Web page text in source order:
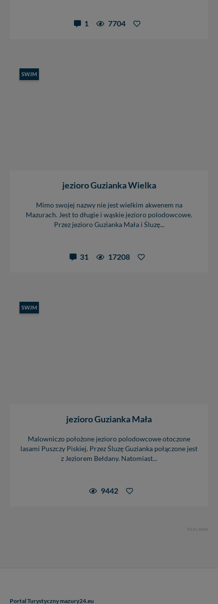
1 7704
SWJM
jezioro Guzianka Wielka
Mimo swojej nazwy nie jest wielkim akwenem na
Mazurach. Jest to długie i wąskie jezioro polodowcowe.
Przez jezioro Guzianka Mała i Śluzę...
31 17208
SWJM
jezioro Guzianka Mała
Malowniczo położone jezioro polodowcowe otoczone
lasami Puszczy Piskiej. Przez Śluzę Guzianka połączone jest
z Jeziorem Bełdany. Natomiast...
9442
REKLAMA
Portal Turystyczny mazury24.eu